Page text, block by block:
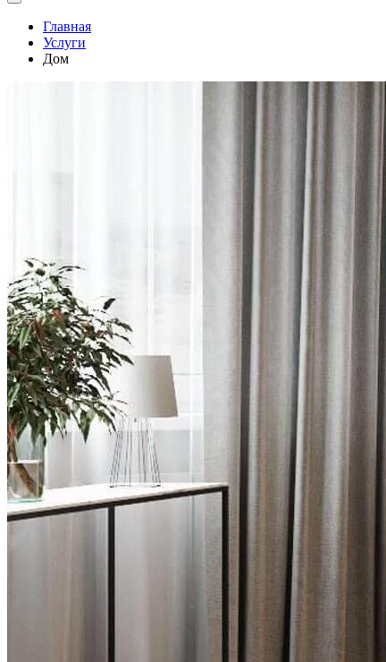
Главная
Услуги
Дом